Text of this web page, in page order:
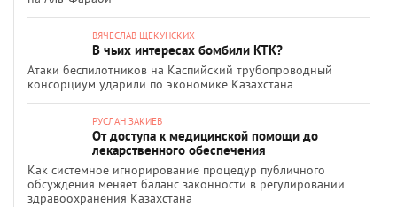
ВЯЧЕСЛАВ ЩЕКУНСКИХ
В чьих интересах бомбили КТК?
Атаки беспилотников на Каспийский трубопроводный
консорциум ударили по экономике Казахстана
РУСЛАН ЗАКИЕВ
От доступа к медицинской помощи до
лекарственного обеспечения
Как системное игнорирование процедур публичного
обсуждения меняет баланс законности в регулировании
здравоохранения Казахстана